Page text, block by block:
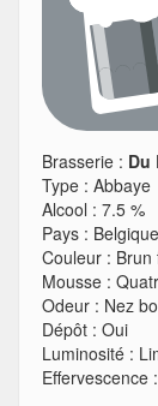
Brasserie : Du
Type : Abbaye
Alcool : 7.5 %
Pays : Belgique
Couleur : Brun
Mousse :
Odeur : Nez
Dépôt : Oui
Luminosité :
Effervescence :